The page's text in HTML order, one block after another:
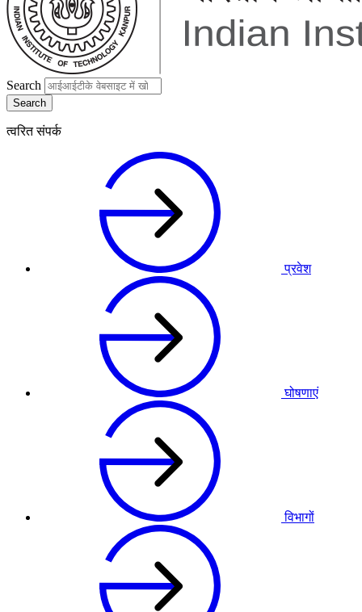
Search
त्वरित संपर्क
प्रवेश
घोषणाएं
विभागों